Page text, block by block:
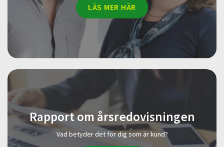
LÄS MER HÄR
Rapport om årsredovisningen
Vad betyder det för dig som är kund?